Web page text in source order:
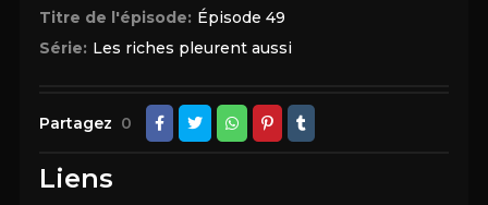
Titre de l'épisode: Épisode 49
Série: Les riches pleurent aussi
Partagez 0
Liens